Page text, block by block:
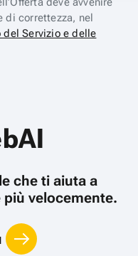
di correttezza, nel
del Servizio e delle
che ti aiuta a
velocemente.